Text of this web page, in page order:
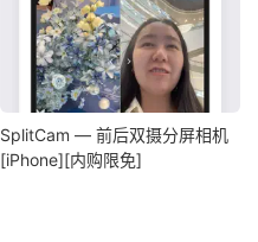
SplitCam — 前后双摄分屏相机
[iPhone][内购限免]